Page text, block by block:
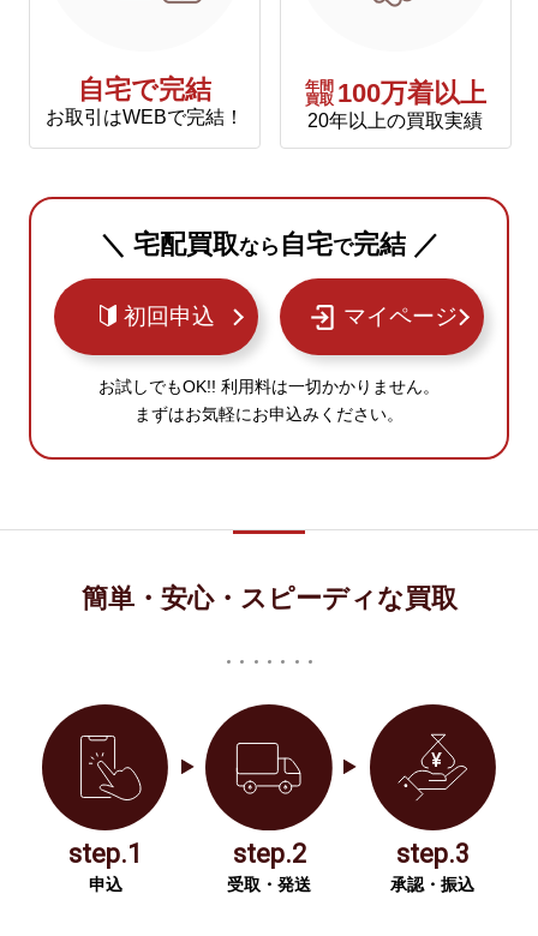
自宅で完結
お取引はWEBで完結！
年間
買取 100万着以上
20年以上の買取実績
＼ 宅配買取なら 自宅で完結 ／
初回申込 マイページ
お試しでもOK!! 利用料は一切かかりません。
まずはお気軽にお申込みください。
簡単・安心・スピーディな買取
step.1
申込
step.2
受取・発送
step.3
承認・振込